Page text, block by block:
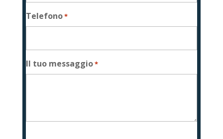
Telefono*
Il tuo messaggio*